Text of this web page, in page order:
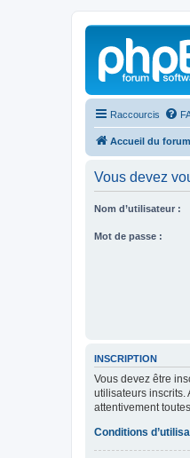
Raccourcis
Accueil du forum
Vous devez
Nom d’utilisateur :
Mot de passe :
INSCRIPTION
Vous devez être
utilisateurs inscrits.
attentivement
Conditions